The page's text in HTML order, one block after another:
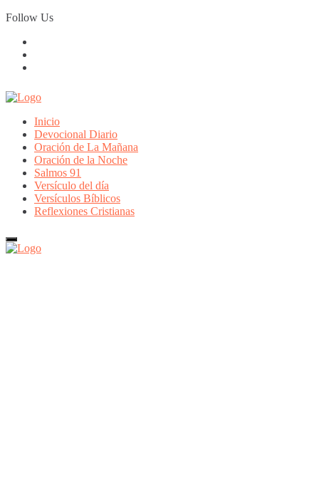
Skip
to
Follow Us
Inicio
Devocional Diario
Oración de La Mañana
Oración de la Noche
Salmos 91
Versículo del día
Versículos Bíblicos
Reflexiones Cristianas